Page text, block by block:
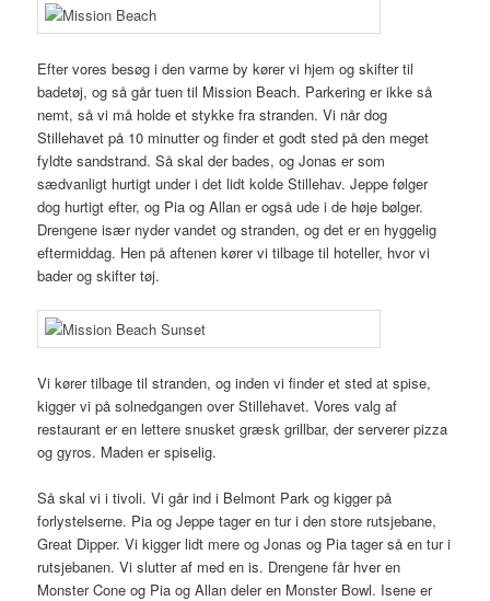
Efter vores besøg i den varme by kører vi hjem og skifter til
badetøj, og så går tuen til Mission Beach. Parkering er ikke så
nemt, så vi må holde et stykke fra stranden. Vi når dog
Stillehavet på 10 minutter og finder et godt sted på den meget
fyldte sandstrand. Så skal der bades, og Jonas er som
sædvanligt hurtigt under i det lidt kolde Stillehav. Jeppe følger
dog hurtigt efter, og Pia og Allan er også ude i de høje bølger.
Drengene især nyder vandet og stranden, og det er en hyggelig
eftermiddag. Hen på aftenen kører vi tilbage til hoteller, hvor vi
bader og skifter tøj.
Vi kører tilbage til stranden, og inden vi finder et sted at spise,
kigger vi på solnedgangen over Stillehavet. Vores valg af
restaurant er en lettere snusket græsk grillbar, der serverer pizza
og gyros. Maden er spiselig.
Så skal vi i tivoli. Vi går ind i Belmont Park og kigger på
forlystelserne. Pia og Jeppe tager en tur i den store rutsjebane,
Great Dipper. Vi kigger lidt mere og Jonas og Pia tager så en tur i
rutsjebanen. Vi slutter af med en is. Drengene får hver en
Monster Cone og Pia og Allan deler en Monster Bowl. Isene er